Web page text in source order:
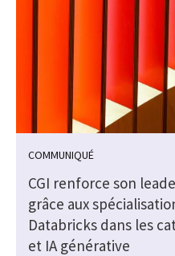
COMMUNIQUÉ
CGI renforce son
grâce aux
Databricks dans les
et IA générative